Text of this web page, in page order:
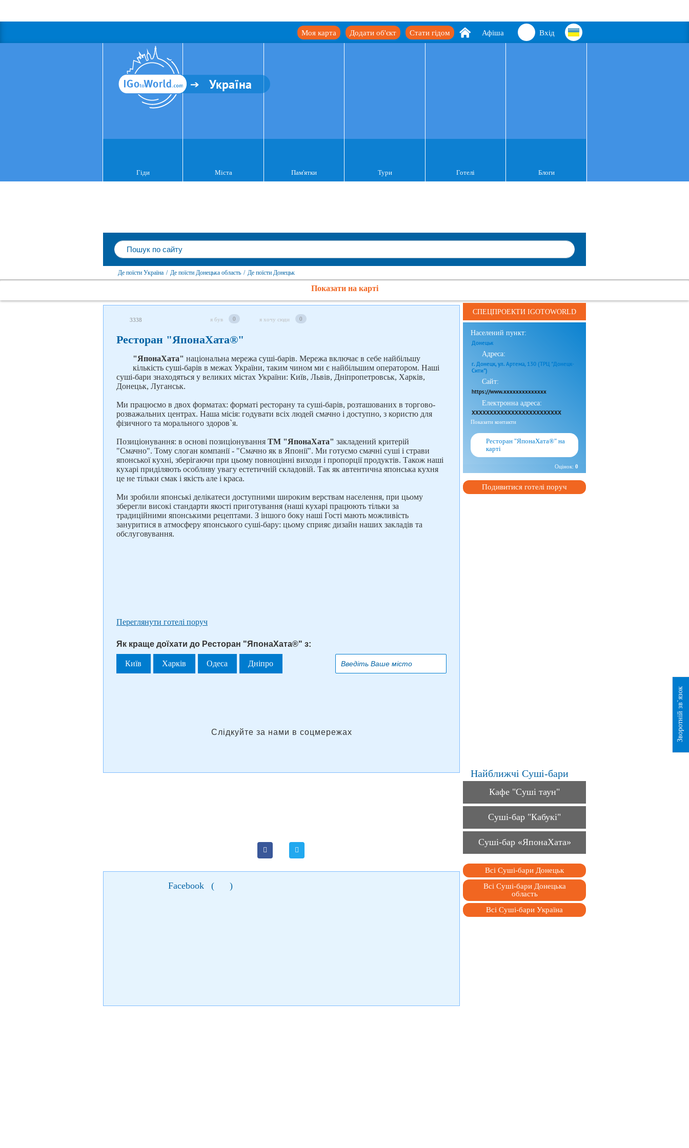
Вхід
Афіша
Стати гідом
Додати об'єкт
Моя карта
Україна
Гіди Міста Пам'ятки Тури Готелі Блоги
Де поїсти Україна / Де поїсти Донецька область / Де поїсти Донецьк
Показати на карті
3338 я був 0 я хочу сюди 0
Ресторан "ЯпонаХата®"
"ЯпонаХата" національна мережа суші-барів. Мережа включає в себе найбільшу
кількість суші-барів в межах України, таким чином ми є найбільшим оператором. Наші
суші-бари знаходяться у великих містах України: Київ, Львів, Дніпропетровськ, Харків,
Донецьк, Луганськ.
Ми працюємо в двох форматах: форматі ресторану та суші-барів, розташованих в торгово-
розважальних центрах. Наша місія: годувати всіх людей смачно і доступно, з користю для
фізичного та морального здоров`я.
Позиціонування: в основі позиціонування ТМ "ЯпонаХата" закладений критерій
"Смачно". Тому слоган компанії - "Смачно як в Японії". Ми готуємо смачні суші і страви
японської кухні, зберігаючи при цьому повноцінні виходи і пропорції продуктів. Також наші
кухарі приділяють особливу увагу естетичній складовій. Так як автентична японська кухня
це не тільки смак і якість але і краса.
Ми зробили японські делікатеси доступними широким верствам населення, при цьому
зберегли високі стандарти якості приготування (наші кухарі працюють тільки за
традиційними японськими рецептами. З іншого боку наші Гості мають можливість
зануритися в атмосферу японського суші-бару: цьому сприяє дизайн наших закладів та
обслуговування.
Переглянути готелі поруч
Як краще доїхати до Ресторан "ЯпонаХата®" з:
Київ Харків Одеса Дніпро
Слідкуйте за нами в соцмережах
Facebook ( )
СПЕЦПРОЕКТИ IGOTOWORLD
Населений пункт:
Донецьк
Адреса:
г. Донецк, ул. Артема, 130 (ТРЦ "Донецк-
Сити")
Сайт:
https://www.xxxxxxxxxxxxxx
Електронна адреса:
XXXXXXXXXXXXXXXXXXXXXXXXX
Показати контакти
Ресторан "ЯпонаХата®" на
карті
Оцінок: 0
Подивитися готелі поруч
Найближчі Суші-бари
Кафе "Суші таун"
Суші-бар "Кабукі"
Суші-бар «ЯпонаХата»
Всі Суші-бари Донецьк
Всі Суші-бари Донецька
область
Всі Суші-бари Україна
Зворотній зв`язок